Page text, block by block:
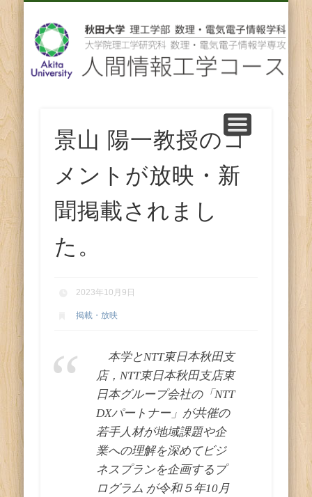
人
間
報
工
学
コ
景山 陽一教授のコ
メントが放映・新
聞掲載されまし
た。
2023年10月9日
掲載・放映
本学とNTT東日本秋田支
店，NTT東日本秋田支店東
日本グループ会社の「NTT
DXパートナー」が共催の
若手人材が地域課題や企
業への理解を深めてビジ
ネスプランを企画するプ
ログラム が令和５年10月